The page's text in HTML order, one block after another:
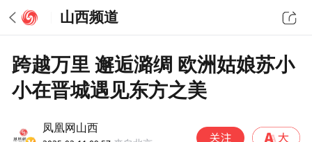
山西频道
跨越万里 邂逅潞绸 欧洲姑娘苏小
小在晋城遇见东方之美
凤凰网山西